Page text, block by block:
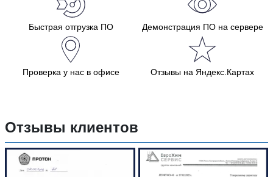
Быстрая отгрузка ПО Демонстрация ПО на сервере
Проверка у нас в офисе Отзывы на Яндекс.Картах
Отзывы клиентов